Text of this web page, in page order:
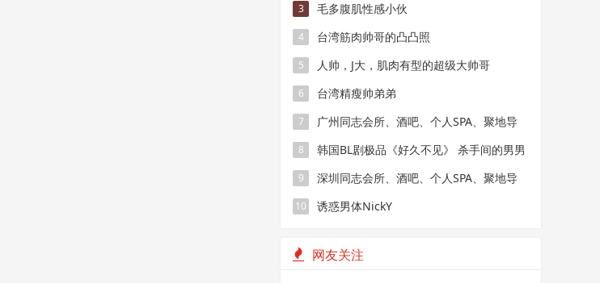
3 毛多腹肌性感小伙
4 台湾筋肉帅哥的凸凸照
5 人帅，J大，肌肉有型的超级大帅哥
6 台湾精瘦帅弟弟
7
广州同志会所、酒吧、个人SPA、聚地导
航
8
韩国BL剧极品《好久不见》 杀手间的男男
禁恋，要性命还是爱情？
9
深圳同志会所、酒吧、个人SPA、聚地导
航
10 诱惑男体NickY
网友关注